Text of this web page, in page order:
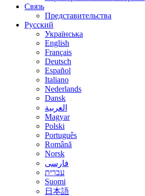
Связь
Представительства
Русский
Українська
English
Français
Deutsch
Español
Italiano
Nederlands
Dansk
العربية
Magyar
Polski
Português
Română
Norsk
فارسی
עברית
Suomi
日本語